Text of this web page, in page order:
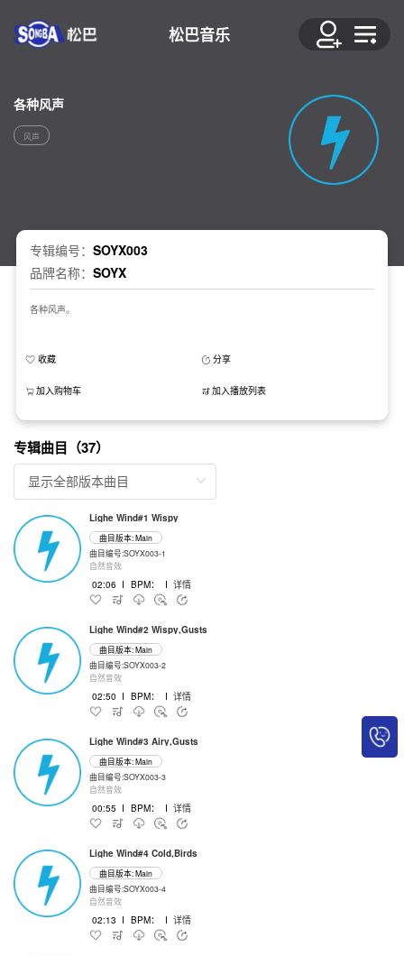
松巴音乐
各种风声
风声
专辑编号： SOYX003
品牌名称： SOYX
各种风声。
收藏 分享
加入购物车 加入播放列表
专辑曲目（37）
Lighe Wind#1 Wispy
曲目版本: Main
曲目编号:SOYX003-1
自然音效
02:06 I BPM： I 详情
Lighe Wind#2 Wispy,Gusts
曲目版本: Main
曲目编号:SOYX003-2
自然音效
02:50 I BPM： I 详情
Lighe Wind#3 Airy,Gusts
曲目版本: Main
曲目编号:SOYX003-3
自然音效
00:55 I BPM： I 详情
Lighe Wind#4 Cold,Birds
曲目版本: Main
曲目编号:SOYX003-4
自然音效
02:13 I BPM： I 详情